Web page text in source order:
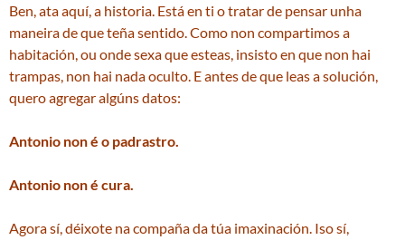
Ben, ata aquí, a historia. Está en ti o tratar de pensar unha
maneira de que teña sentido. Como non compartimos a
habitación, ou onde sexa que esteas, insisto en que non hai
trampas, non hai nada oculto. E antes de que leas a solución,
quero agregar algúns datos:
Antonio non é o padrastro.
Antonio non é cura.
Agora sí, déixote na compaña da túa imaxinación. Iso sí,